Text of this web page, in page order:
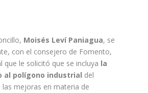
Moisés Leví Paniagua, se
con el consejero de Fomento,
que le solicitó que se incluya la
al polígono industrial del
mejoras en materia de